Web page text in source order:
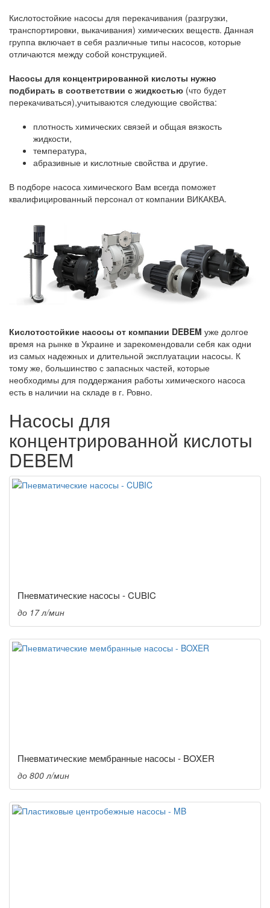
Кислотостойкие насосы для перекачивания (разгрузки,
транспортировки, выкачивания) химических веществ. Данная
группа включает в себя различные типы насосов, которые
отличаются между собой конструкцией.
Насосы для концентрированной кислоты нужно
подбирать в соответствии с жидкостью (что будет
перекачиваться),учитываются следующие свойства:
плотность химических связей и общая вязкость
жидкости,
температура,
абразивные и кислотные свойства и другие.
В подборе насоса химического Вам всегда поможет
квалифицированный персонал от компании ВИКАКВА.
Кислотостойкие насосы от компании DEBEM уже долгое
время на рынке в Украине и зарекомендовали себя как одни
из самых надежных и длительной эксплуатации насосы. К
тому же, большинство с запасных частей, которые
необходимы для поддержания работы химического насоса
есть в наличии на складе в г. Ровно.
Насосы для
концентрированной кислоты
DEBEM
Пневматические насосы - CUBIC
до 17 л/мин
Пневматические мембранные насосы - BOXER
до 800 л/мин